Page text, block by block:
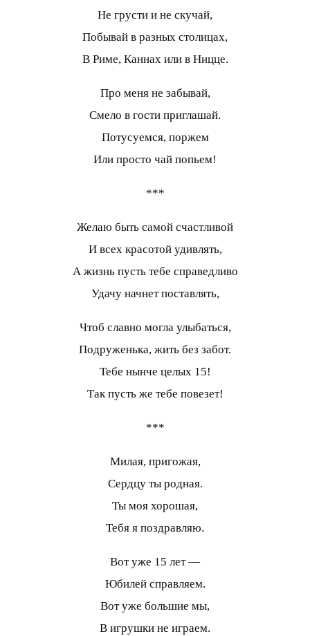
Не грусти и не скучай,
Побывай в разных столицах,
В Риме, Каннах или в Ницце.
Про меня не забывай,
Смело в гости приглашай.
Потусуемся, поржем
Или просто чай попьем!
***
Желаю быть самой счастливой
И всех красотой удивлять,
А жизнь пусть тебе справедливо
Удачу начнет поставлять,
Чтоб славно могла улыбаться,
Подруженька, жить без забот.
Тебе нынче целых 15!
Так пусть же тебе повезет!
***
Милая, пригожая,
Сердцу ты родная.
Ты моя хорошая,
Тебя я поздравляю.
Вот уже 15 лет —
Юбилей справляем.
Вот уже большие мы,
В игрушки не играем.